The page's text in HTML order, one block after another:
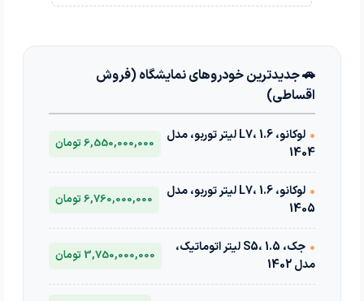
🚗 جدیدترین خودروهای نمایشگاه (فروش
اقساطی)
•
لوکانو، L7، 1.6 لیتر توربو، مدل
1404
6,550,000,000 تومان
•
لوکانو، L7، 1.6 لیتر توربو، مدل
1405
6,760,000,000 تومان
•
جک، S5، 1.5 لیتر اتوماتیک،
مدل 1402
3,750,000,000 تومان